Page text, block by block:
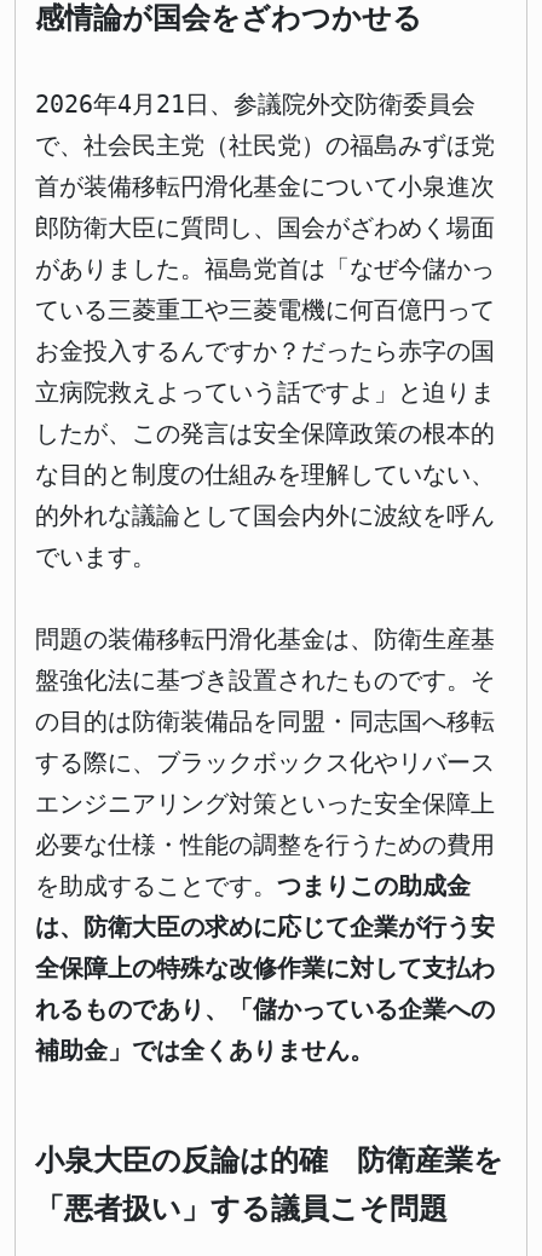
感情論が国会をざわつかせる
2026年4月21日、参議院外交防衛委員会
で、社会民主党（社民党）の福島みずほ党
首が装備移転円滑化基金について小泉進次
郎防衛大臣に質問し、国会がざわめく場面
がありました。福島党首は「なぜ今儲かっ
ている三菱重工や三菱電機に何百億円って
お金投入するんですか？だったら赤字の国
立病院救えよっていう話ですよ」と迫りま
したが、この発言は安全保障政策の根本的
な目的と制度の仕組みを理解していない、
的外れな議論として国会内外に波紋を呼ん
でいます。
問題の装備移転円滑化基金は、防衛生産基
盤強化法に基づき設置されたものです。そ
の目的は防衛装備品を同盟・同志国へ移転
する際に、ブラックボックス化やリバース
エンジニアリング対策といった安全保障上
必要な仕様・性能の調整を行うための費用
を助成することです。 つまりこの助成金
は、防衛大臣の求めに応じて企業が行う安
全保障上の特殊な改修作業に対して支払わ
れるものであり、「儲かっている企業への
補助金」では全くありません。
小泉大臣の反論は的確 防衛産業を
「悪者扱い」する議員こそ問題